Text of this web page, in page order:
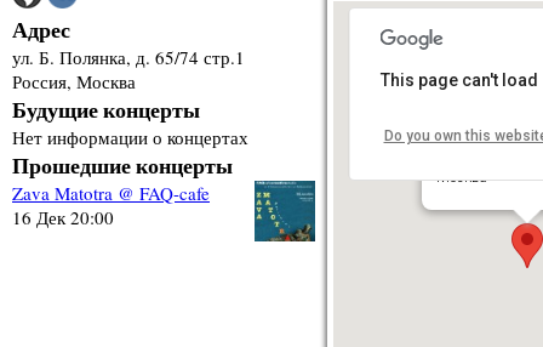
Адрес
ул. Б. Полянка, д. 65/74 стр.1
Россия, Москва
Будущие концерты
Нет информации о концертах
Прошедшие концерты
Zava Matotra @ FAQ-cafe
16 Дек 20:00
FAQ-кафе
Москва
This page can't
Do you own this